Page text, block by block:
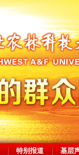
特别报道 基层